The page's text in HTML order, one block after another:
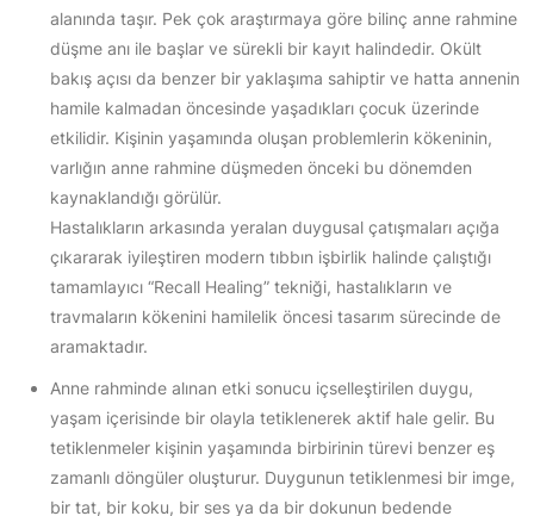
alanında taşır. Pek çok araştırmaya göre bilinç anne rahmine
düşme anı ile başlar ve sürekli bir kayıt halindedir. Okült
bakış açısı da benzer bir yaklaşıma sahiptir ve hatta annenin
hamile kalmadan öncesinde yaşadıkları çocuk üzerinde
etkilidir. Kişinin yaşamında oluşan problemlerin kökeninin,
varlığın anne rahmine düşmeden önceki bu dönemden
kaynaklandığı görülür.
Hastalıkların arkasında yeralan duygusal çatışmaları açığa
çıkararak iyileştiren modern tıbbın işbirlik halinde çalıştığı
tamamlayıcı “Recall Healing” tekniği, hastalıkların ve
travmaların kökenini hamilelik öncesi tasarım sürecinde de
aramaktadır.
Anne rahminde alınan etki sonucu içselleştirilen duygu,
yaşam içerisinde bir olayla tetiklenerek aktif hale gelir. Bu
tetiklenmeler kişinin yaşamında birbirinin türevi benzer eş
zamanlı döngüler oluşturur. Duygunun tetiklenmesi bir imge,
bir tat, bir koku, bir ses ya da bir dokunun bedende